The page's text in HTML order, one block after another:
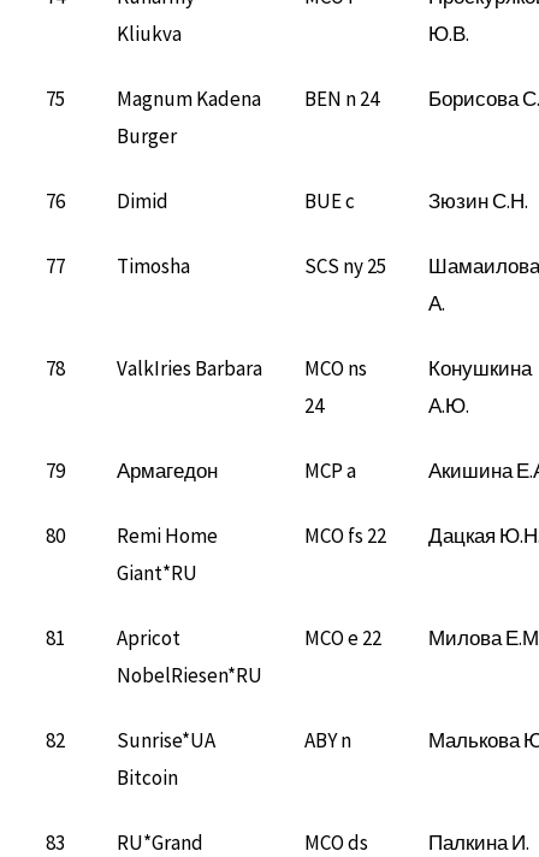
Kliukva
Ю.В.
75
Magnum Kadena
Burger
BEN n 24 Борисова
76 Dimid BUE c Зюзин С.Н.
77 Timosha SCS ny 25
Шамаилова
А.
78 ValkIries Barbara
MCO ns
24
Конушкина
А.Ю.
79 Армагедон MCP a Акишина
80
Remi Home
Giant*RU
MCO fs 22 Дацкая
81
Apricot
NobelRiesen*RU
MCO e 22 Милова
82
Sunrise*UA
Bitcoin
ABY n Малькова
83
RU*Grand
MCO ds
Палкина И.